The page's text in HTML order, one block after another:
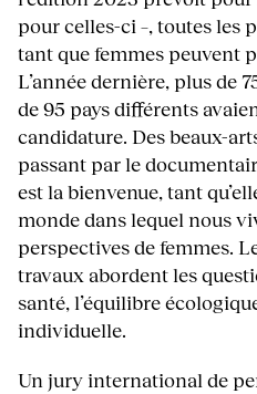
pour celles-ci –, toutes les
tant que femmes peuvent
L’année dernière, plus de
de 95 pays différents
candidature. Des beaux-
passant par le
est la bienvenue, tant
monde dans lequel nous
perspectives de femmes.
travaux abordent les
santé, l’équilibre
individuelle.
Un jury international de